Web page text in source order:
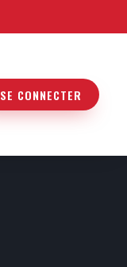
SE CONNECTER